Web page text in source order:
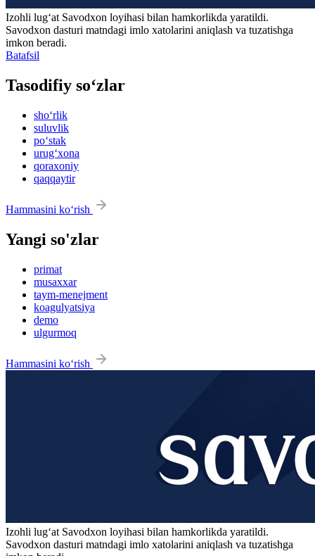
Izohli lugʻat Savodxon loyihasi bilan hamkorlikda yaratildi.
Savodxon dasturi matndagi imlo xatolarini aniqlash va tuzatishga
imkon beradi.
Batafsil
Tasodifiy so‘zlar
sho‘rlik
suluvlik
po‘stak
urug‘xona
qoraxoniy
qaqqaytir
Hammasini ko‘rish
Yangi so'zlar
primat
musaxxar
taym-menejment
koagulyatsiya
demo
ulgurmoq
Hammasini ko‘rish
Izohli lugʻat Savodxon loyihasi bilan hamkorlikda yaratildi.
Savodxon dasturi matndagi imlo xatolarini aniqlash va tuzatishga